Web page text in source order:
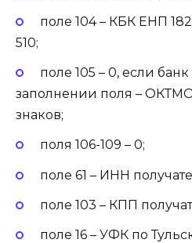
поле 104 – КБК ЕНП 182
510;
поле 105 – 0, если
заполнении поля –
знаков;
поля 106-109 – 0;
поле 61 – ИНН
поле 103 – КПП
поле 16 – УФК по